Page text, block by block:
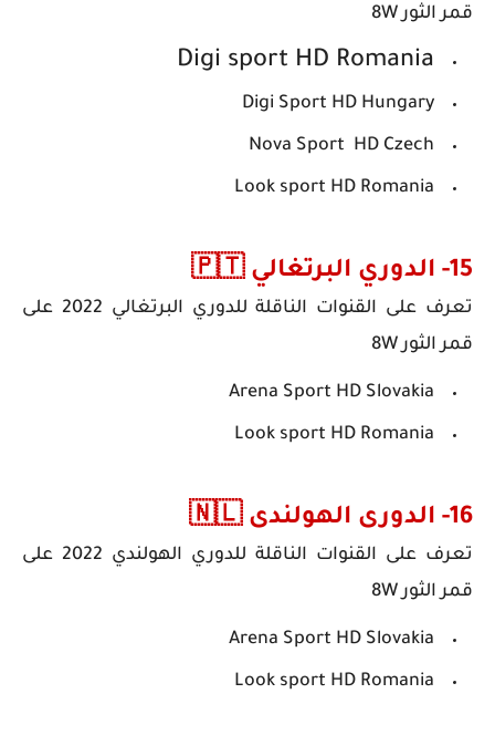
قمر الثور 8W
Digi sport HD Romania
Digi Sport HD Hungary
Nova Sport HD Czech
Look sport HD Romania
15- الدوري البرتغالي ‏🇵🇹
تعرف على القنوات الناقلة للدوري البرتغالي 2022
على
قمر الثور 8W
Arena Sport HD Slovakia
Look sport HD Romania
16- الدورى الهولندى 🇳🇱
تعرف على القنوات الناقلة للدوري الهولندي 2022
على
قمر الثور 8W
Arena Sport HD Slovakia
Look sport HD Romania